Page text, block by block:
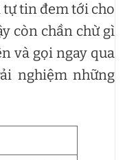
tin đem tới cho
còn chần chừ gì
và gọi ngay qua
nghiệm những